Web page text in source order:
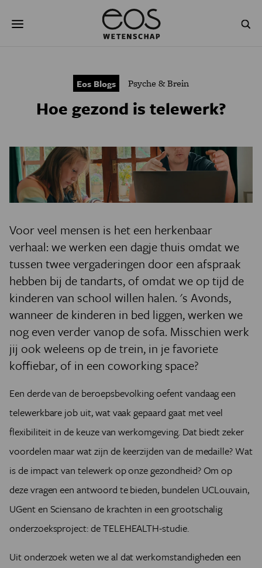
naar
GEZONDHEID
NATUURWETENSCHAPPEN
PSYCHE & BREIN BLOGS
PODCAST
Eos Blogs Psyche & Brein
Hoe gezond is telewerk?
Voor veel mensen is het een herkenbaar
verhaal: we werken een dagje thuis omdat we
tussen twee vergaderingen door een afspraak
hebben bij de tandarts, of omdat we op tijd de
kinderen van school willen halen. 's Avonds,
wanneer de kinderen in bed liggen, werken we
nog even verder vanop de sofa. Misschien werk
jij ook weleens op de trein, in je favoriete
koffiebar, of in een coworking space?
Een derde van de beroepsbevolking oefent vandaag een
telewerkbare job uit, wat vaak gepaard gaat met veel
flexibiliteit in de keuze van werkomgeving. Dat biedt zeker
voordelen maar wat zijn de keerzijden van de medaille? Wat
is de impact van telewerk op onze gezondheid? Om op
deze vragen een antwoord te bieden, bundelen UCLouvain,
UGent en Sciensano de krachten in een grootschalig
onderzoeksproject: de TELEHEALTH-studie.
Uit onderzoek weten we al dat werkomstandigheden een